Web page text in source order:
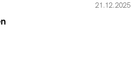
21.12.2025